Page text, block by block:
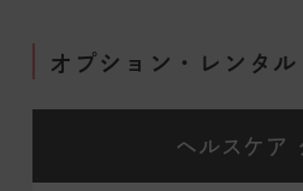
オプション・レンタル
ヘルスケア